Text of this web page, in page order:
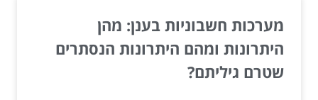
מערכות חשבוניות בענן: מהן
היתרונות ומהם היתרונות הנסתרים
שטרם גיליתם?